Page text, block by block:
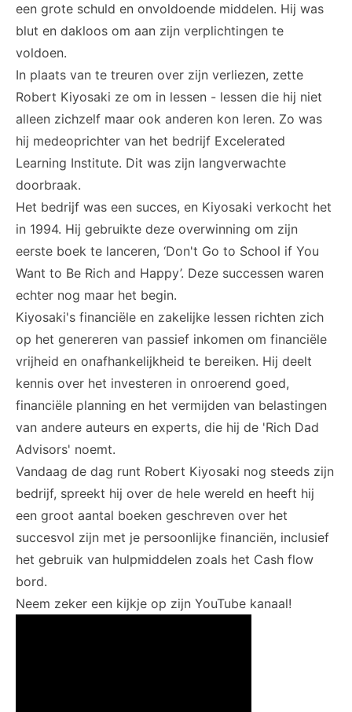
een grote schuld en onvoldoende middelen. Hij was
blut en dakloos om aan zijn verplichtingen te
voldoen.
In plaats van te treuren over zijn verliezen, zette
Robert Kiyosaki ze om in lessen - lessen die hij niet
alleen zichzelf maar ook anderen kon leren. Zo was
hij medeoprichter van het bedrijf Excelerated
Learning Institute. Dit was zijn langverwachte
doorbraak.
Het bedrijf was een succes, en Kiyosaki verkocht het
in 1994. Hij gebruikte deze overwinning om zijn
eerste boek te lanceren, ‘Don't Go to School if You
Want to Be Rich and Happy’. Deze successen waren
echter nog maar het begin.
Kiyosaki's financiële en zakelijke lessen richten zich
op het genereren van passief inkomen om financiële
vrijheid en onafhankelijkheid te bereiken. Hij deelt
kennis over het investeren in onroerend goed,
financiële planning en het vermijden van belastingen
van andere auteurs en experts, die hij de 'Rich Dad
Advisors' noemt.
Vandaag de dag runt Robert Kiyosaki nog steeds zijn
bedrijf, spreekt hij over de hele wereld en heeft hij
een groot aantal boeken geschreven over het
succesvol zijn met je persoonlijke financiën, inclusief
het gebruik van hulpmiddelen zoals het Cash flow
bord.
Neem zeker een kijkje op zijn YouTube kanaal!